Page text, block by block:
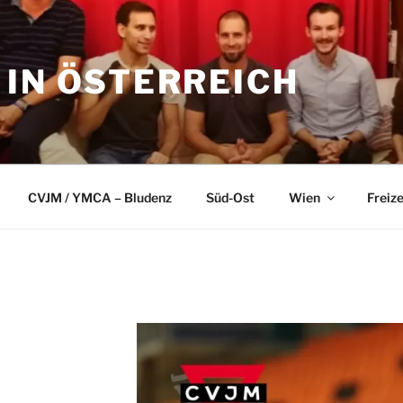
ÖSTERREICH
CVJM / YMCA – Bludenz Süd-Ost Wien